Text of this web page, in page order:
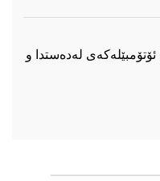
لەدەستدا و